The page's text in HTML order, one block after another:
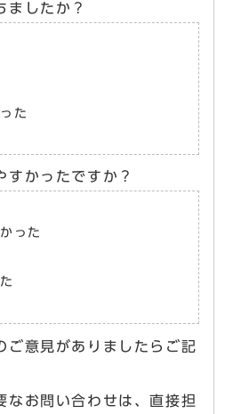
ましたか？
た
すかったですか？
った
ご意見がありましたらご記
なお問い合わせは、直接担